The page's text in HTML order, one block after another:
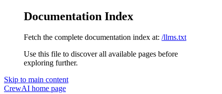
Documentation Index
Fetch the complete documentation index at: /llms.txt
Use this file to discover all available pages before
exploring further.
Skip to main content
CrewAI home page